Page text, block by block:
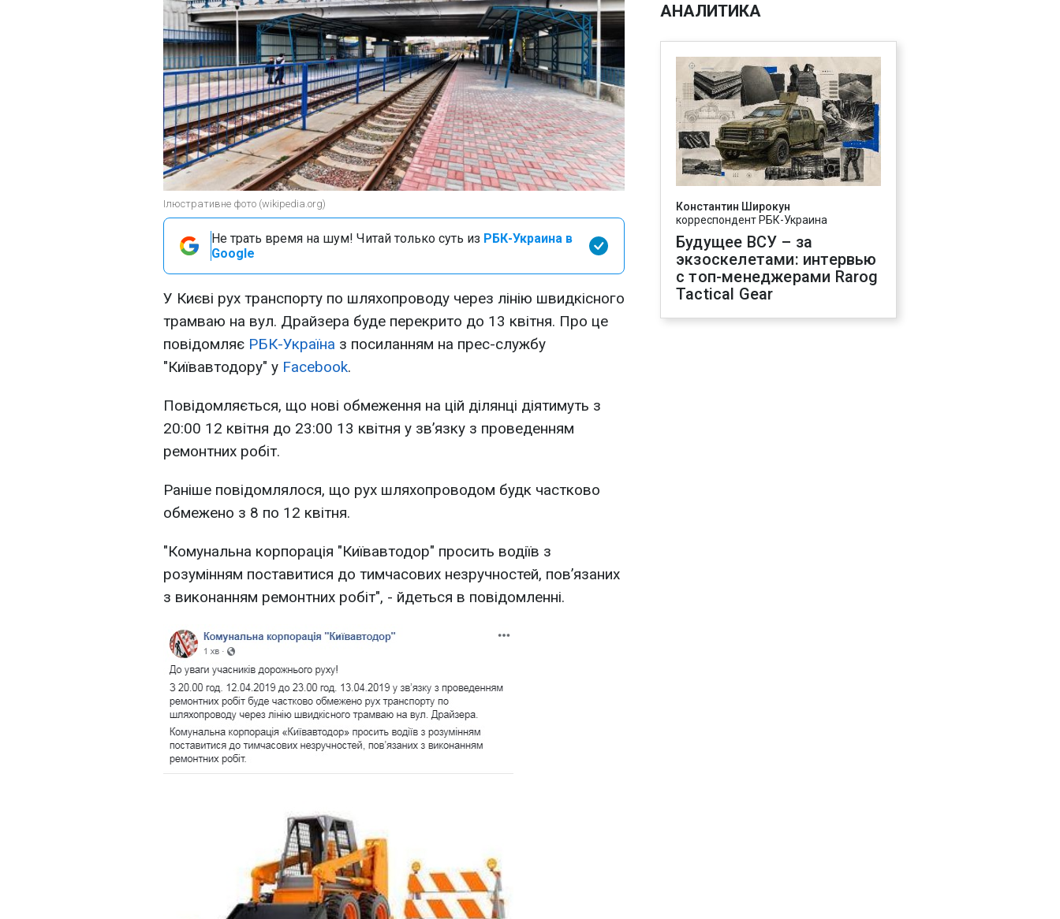
Ілюстративне фото (wikipedia.org)
Не трать время на шум! Читай только суть из РБК-Украина в
Google
У Києві рух транспорту по шляхопроводу через лінію швидкісного
трамваю на вул. Драйзера буде перекрито до 13 квітня. Про це
повідомляє РБК-Україна з посиланням на прес-службу
"Київавтодору" у Facebook.
Повідомляється, що нові обмеження на цій ділянці діятимуть з
20:00 12 квітня до 23:00 13 квітня у зв’язку з проведенням
ремонтних робіт.
Раніше повідомлялося, що рух шляхопроводом будк частково
обмежено з 8 по 12 квітня.
"Комунальна корпорація "Київавтодор" просить водіїв з
розумінням поставитися до тимчасових незручностей, пов’язаних
з виконанням ремонтних робіт", - йдеться в повідомленні.
АНАЛИТИКА
Константин Широкун
корреспондент РБК-Украина
Будущее ВСУ – за
экзоскелетами: интервью
с топ-менеджерами Rarog
Tactical Gear